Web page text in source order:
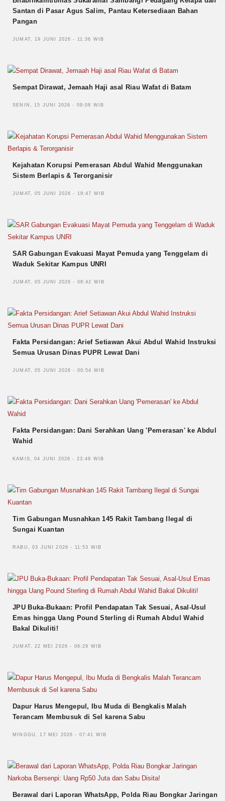
Santan di Pasar Agus Salim, Pantau Ketersediaan Bahan
Pangan
JUMAT, 19 JUNI 2026 - 11:36 WIB
Sempat Dirawat, Jemaah Haji asal Riau Wafat di Batam
SENIN, 15 JUNI 2026 - 09:08 WIB
Kejahatan Korupsi Pemerasan Abdul Wahid Menggunakan
Sistem Berlapis & Terorganisir
JUMAT, 05 JUNI 2026 - 19:47 WIB
SAR Gabungan Evakuasi Mayat Pemuda yang Tenggelam di
Waduk Sekitar Kampus UNRI
JUMAT, 05 JUNI 2026 - 08:42 WIB
Fakta Persidangan: Arief Setiawan Akui Abdul Wahid Instruksi
Semua Urusan Dinas PUPR Lewat Dani
JUMAT, 05 JUNI 2026 - 00:54 WIB
Fakta Persidangan: Dani Serahkan Uang 'Pemerasan' ke Abdul
Wahid
KAMIS, 04 JUNI 2026 - 23:49 WIB
Tim Gabungan Musnahkan 145 Rakit Tambang Ilegal di
Sungai Kuantan
RABU, 03 JUNI 2026 - 11:53 WIB
JPU Buka-Bukaan: Profil Pendapatan Tak Sesuai, Asal-Usul
Emas hingga Uang Pound Sterling di Rumah Abdul Wahid
Bakal Dikuliti!
JUMAT, 22 MEI 2026 - 06:29 WIB
Dapur Harus Mengepul, Ibu Muda di Bengkalis Malah
Terancam Membusuk di Sel karena Sabu
MINGGU, 17 MEI 2026 - 07:41 WIB
Berawal dari Laporan WhatsApp, Polda Riau Bongkar Jaringan